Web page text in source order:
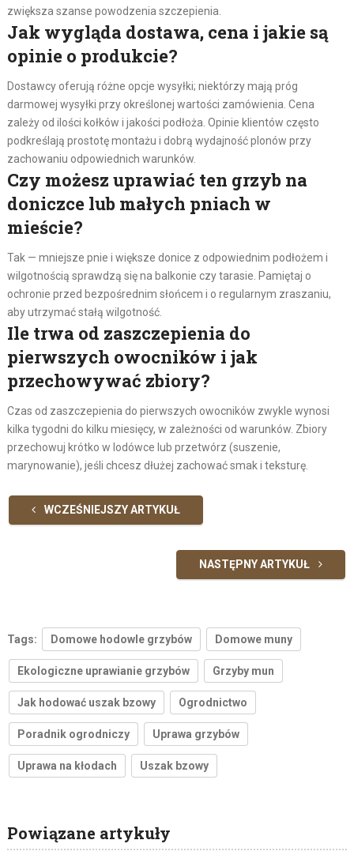
zwiększa szanse powodzenia szczepienia.
Jak wygląda dostawa, cena i jakie są
opinie o produkcie?
Dostawcy oferują różne opcje wysyłki; niektórzy mają próg
darmowej wysyłki przy określonej wartości zamówienia. Cena
zależy od ilości kołków i jakości podłoża. Opinie klientów często
podkreślają prostotę montażu i dobrą wydajność plonów przy
zachowaniu odpowiednich warunków.
Czy możesz uprawiać ten grzyb na
doniczce lub małych pniach w
mieście?
Tak — mniejsze pnie i większe donice z odpowiednim podłożem i
wilgotnością sprawdzą się na balkonie czy tarasie. Pamiętaj o
ochronie przed bezpośrednim słońcem i o regularnym zraszaniu,
aby utrzymać stałą wilgotność.
Ile trwa od zaszczepienia do
pierwszych owocników i jak
przechowywać zbiory?
Czas od zaszczepienia do pierwszych owocników zwykle wynosi
kilka tygodni do kilku miesięcy, w zależności od warunków. Zbiory
przechowuj krótko w lodówce lub przetwórz (suszenie,
marynowanie), jeśli chcesz dłużej zachować smak i teksturę.
WCZEŚNIEJSZY ARTYKUŁ
NASTĘPNY ARTYKUŁ
Tags: Domowe hodowle grzybów Domowe muny
Ekologiczne uprawianie grzybów Grzyby mun
Jak hodować uszak bzowy Ogrodnictwo
Poradnik ogrodniczy Uprawa grzybów
Uprawa na kłodach Uszak bzowy
Powiązane artykuły